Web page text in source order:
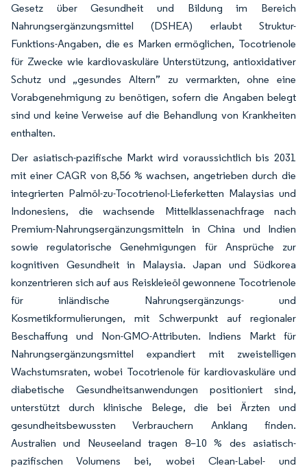
Gesetz über Gesundheit und Bildung im Bereich
Nahrungsergänzungsmittel (DSHEA) erlaubt Struktur-
Funktions-Angaben, die es Marken ermöglichen, Tocotrienole
für Zwecke wie kardiovaskuläre Unterstützung, antioxidativer
Schutz und „gesundes Altern” zu vermarkten, ohne eine
Vorabgenehmigung zu benötigen, sofern die Angaben belegt
sind und keine Verweise auf die Behandlung von Krankheiten
enthalten.
Der asiatisch-pazifische Markt wird voraussichtlich bis 2031
mit einer CAGR von 8,56 % wachsen, angetrieben durch die
integrierten Palmöl-zu-Tocotrienol-Lieferketten Malaysias und
Indonesiens, die wachsende Mittelklassenachfrage nach
Premium-Nahrungsergänzungsmitteln in China und Indien
sowie regulatorische Genehmigungen für Ansprüche zur
kognitiven Gesundheit in Malaysia. Japan und Südkorea
konzentrieren sich auf aus Reiskleieöl gewonnene Tocotrienole
für inländische Nahrungsergänzungs- und
Kosmetikformulierungen, mit Schwerpunkt auf regionaler
Beschaffung und Non-GMO-Attributen. Indiens Markt für
Nahrungsergänzungsmittel expandiert mit zweistelligen
Wachstumsraten, wobei Tocotrienole für kardiovaskuläre und
diabetische Gesundheitsanwendungen positioniert sind,
unterstützt durch klinische Belege, die bei Ärzten und
gesundheitsbewussten Verbrauchern Anklang finden.
Australien und Neuseeland tragen 8–10 % des asiatisch-
pazifischen Volumens bei, wobei Clean-Label- und